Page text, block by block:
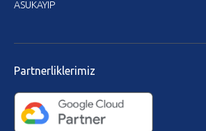
ASUKAYIP
Partnerliklerimiz